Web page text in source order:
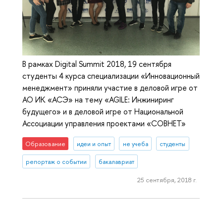
В рамках Digital Summit 2018, 19 сентября
студенты 4 курса специализации «Инновационный
менеджмент» приняли участие в деловой игре от
АО ИК «АСЭ» на тему «AGILE: Инжиниринг
будущего» и в деловой игре от Национальной
Ассоциации управления проектами «СОВНЕТ»
Образование идеи и опыт не учеба студенты
репортаж о событии бакалавриат
25 сентября, 2018 г.